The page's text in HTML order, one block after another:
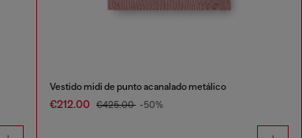
Vestido midi de punto acanalado metálico
€212.00 €425.00 -50%